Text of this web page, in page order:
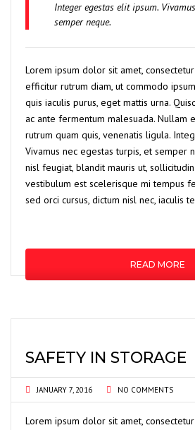
Integer egestas elit ipsum.
semper neque.
Lorem ipsum dolor sit amet,
efficitur rutrum diam, ut commodo
quis iaculis purus, eget mattis urna.
ac ante fermentum malesuada. Nullam
rutrum quam quis, venenatis ligula.
Vivamus nec egestas turpis, et semper
nisl feugiat, blandit mauris ut,
vestibulum est scelerisque mi tempus
sed orci cursus, dictum nisl nec, iaculis
READ MORE
SAFETY IN STORAGE
JANUARY 7, 2016 NO COMMENTS
Lorem ipsum dolor sit amet,